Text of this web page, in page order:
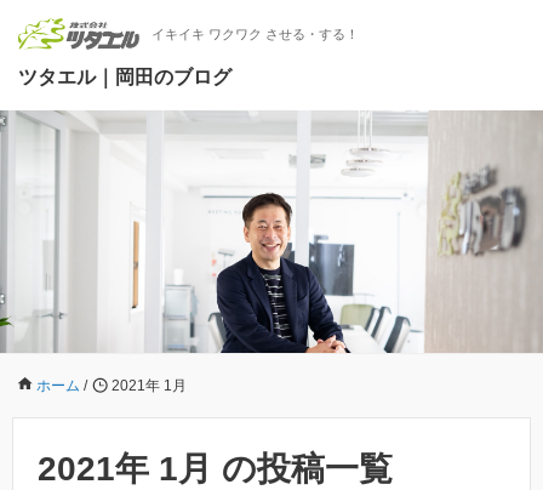
イキイキ ワクワク させる・する！
ツタエル｜岡田のブログ
ホーム / 2021年 1月
2021年 1月 の投稿一覧